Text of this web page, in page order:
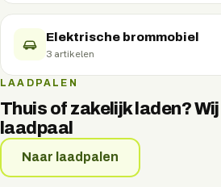
Elektrische brommobiel
3 artikelen
LAADPALEN
Thuis of zakelijk laden?
laadpaal
Naar laadpalen